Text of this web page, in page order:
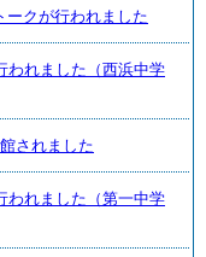
クが行われました
れました（西浜中学
されました
れました（第一中学